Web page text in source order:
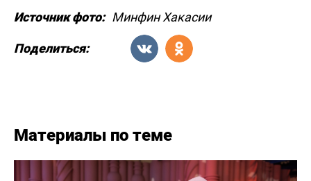
Источник фото: Минфин Хакасии
Поделиться:
Материалы по теме